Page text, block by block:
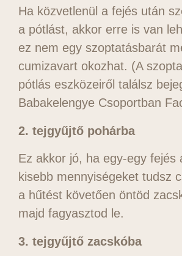
Ha közvetlenül a fejés után
a pótlást, akkor erre is van
ez nem egy szoptatásbarát
cumizavart okozhat. (A
pótlás eszközeiről találsz
Babakelengye Csoportban
2. tejgyűjtő pohárba
Ez akkor jó, ha egy-egy fejés
kisebb mennyiségeket tudsz
a hűtést követően öntöd
majd fagyasztod le.
3. tejgyűjtő zacskóba